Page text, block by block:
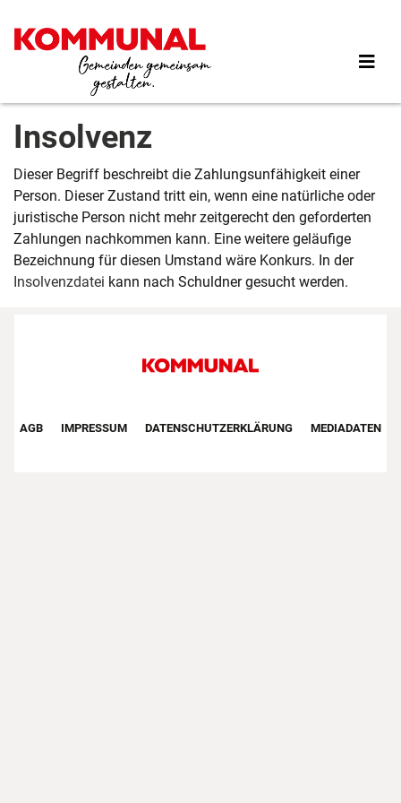
Inhalt
Insolvenz
Dieser Begriff beschreibt die Zahlungsunfähigkeit einer
Person. Dieser Zustand tritt ein, wenn eine natürliche oder
juristische Person nicht mehr zeitgerecht den geforderten
Zahlungen nachkommen kann. Eine weitere geläufige
Bezeichnung für diesen Umstand wäre Konkurs. In der
Insolvenzdatei kann nach Schuldner gesucht werden.
Footer First Navigation
AGB IMPRESSUM DATENSCHUTZERKLÄRUNG MEDIADATEN